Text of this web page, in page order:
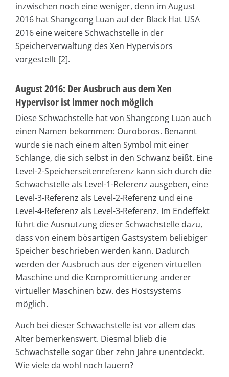
inzwischen noch eine weniger, denn im August
2016 hat Shangcong Luan auf der Black Hat USA
2016 eine weitere Schwachstelle in der
Speicherverwaltung des Xen Hypervisors
vorgestellt [2].
August 2016: Der Ausbruch aus dem Xen
Hypervisor ist immer noch möglich
Diese Schwachstelle hat von Shangcong Luan auch
einen Namen bekommen: Ouroboros. Benannt
wurde sie nach einem alten Symbol mit einer
Schlange, die sich selbst in den Schwanz beißt. Eine
Level-2-Speicherseitenreferenz kann sich durch die
Schwachstelle als Level-1-Referenz ausgeben, eine
Level-3-Referenz als Level-2-Referenz und eine
Level-4-Referenz als Level-3-Referenz. Im Endeffekt
führt die Ausnutzung dieser Schwachstelle dazu,
dass von einem bösartigen Gastsystem beliebiger
Speicher beschrieben werden kann. Dadurch
werden der Ausbruch aus der eigenen virtuellen
Maschine und die Kompromittierung anderer
virtueller Maschinen bzw. des Hostsystems
möglich.
Auch bei dieser Schwachstelle ist vor allem das
Alter bemerkenswert. Diesmal blieb die
Schwachstelle sogar über zehn Jahre unentdeckt.
Wie viele da wohl noch lauern?